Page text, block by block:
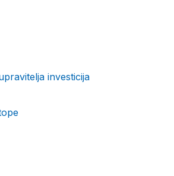
investicija